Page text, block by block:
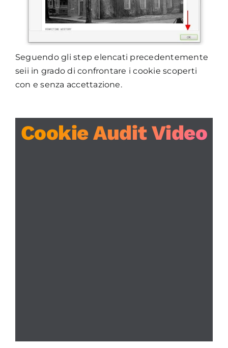
Seguendo gli step elencati precedentemente
seii in grado di confrontare i cookie scoperti
con e senza accettazione.
Cookie Audit Video